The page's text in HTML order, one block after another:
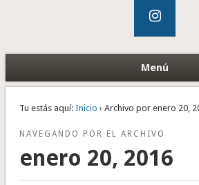
Menú
Tu estás aquí: Inicio › Archivo por enero 20,
NAVEGANDO POR EL ARCHIVO
enero 20, 2016